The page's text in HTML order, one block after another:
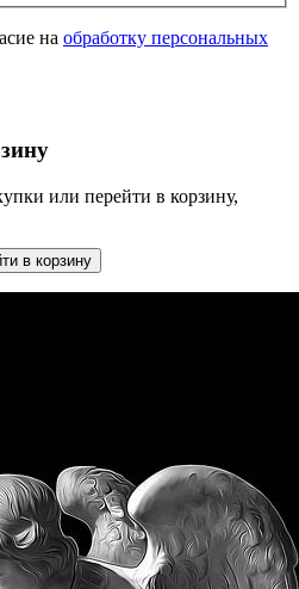
на обработку персональных
или перейти в корзину,
в корзину